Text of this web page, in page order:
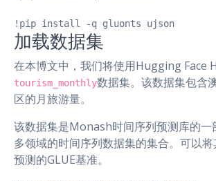
!pip install -q gluonts ujson
加载数据集
在本博文中，我们将使用Hugging Face
tourism_monthly数据集。该数据集包含
区的月旅游量。
该数据集是Monash时间序列预测库的一
多领域的时间序列数据集的集合。可以
预测的GLUE基准。